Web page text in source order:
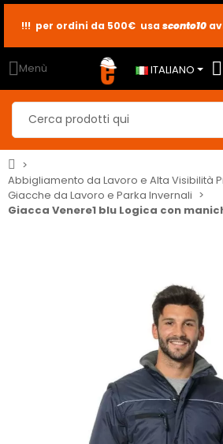
sconto2
sconto5
sconto10
Menù ITALIANO
Abbigliamento da Lavoro e Alta Visibilità
Giacche da Lavoro e Parka Invernali
Giacca Venere1 blu Logica con